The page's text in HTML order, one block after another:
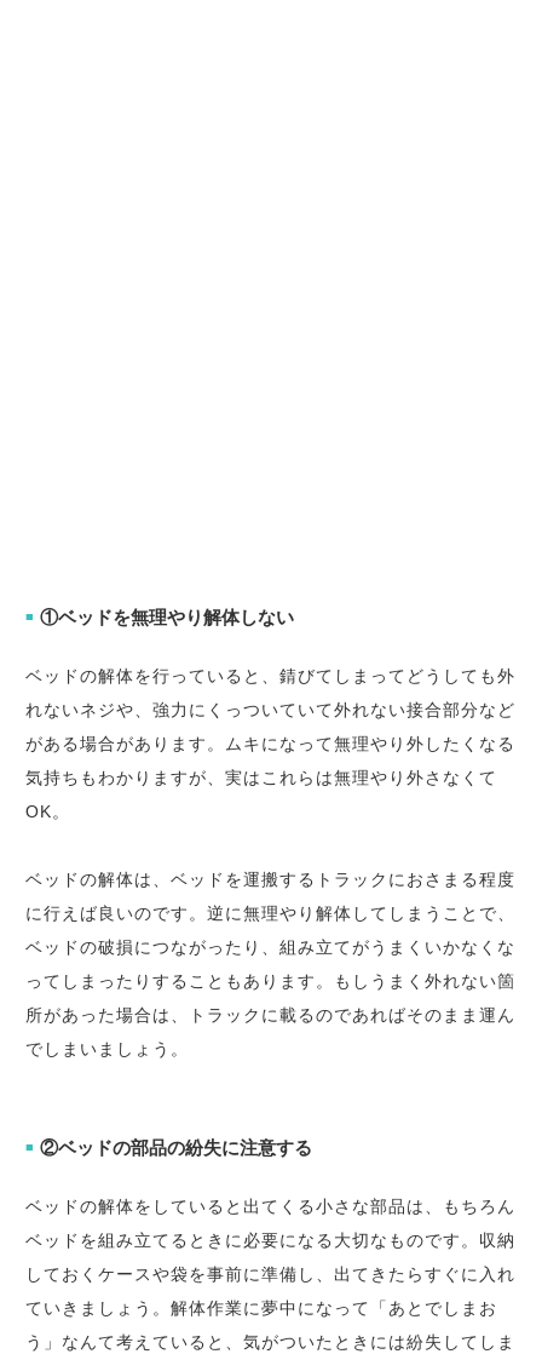
■ ①ベッドを無理やり解体しない
ベッドの解体を行っていると、錆びてしまってどうしても外
れないネジや、強力にくっついていて外れない接合部分など
がある場合があります。ムキになって無理やり外したくなる
気持ちもわかりますが、実はこれらは無理やり外さなくて
OK。
ベッドの解体は、ベッドを運搬するトラックにおさまる程度
に行えば良いのです。逆に無理やり解体してしまうことで、
ベッドの破損につながったり、組み立てがうまくいかなくな
ってしまったりすることもあります。もしうまく外れない箇
所があった場合は、トラックに載るのであればそのまま運ん
でしまいましょう。
■ ②ベッドの部品の紛失に注意する
ベッドの解体をしていると出てくる小さな部品は、もちろん
ベッドを組み立てるときに必要になる大切なものです。収納
しておくケースや袋を事前に準備し、出てきたらすぐに入れ
ていきましょう。解体作業に夢中になって「あとでしまお
う」なんて考えていると、気がついたときには紛失してしま